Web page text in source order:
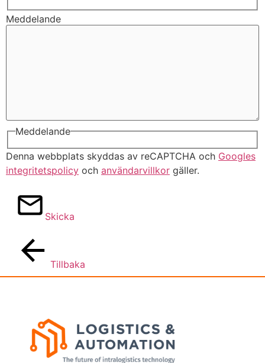
Meddelande
Meddelande
Denna webbplats skyddas av reCAPTCHA och Googles
integritetspolicy och användarvillkor gäller.
Skicka
Tillbaka